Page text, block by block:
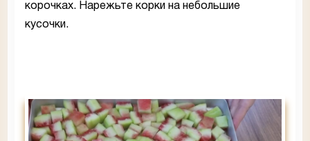
корочках. Нарежьте корки на небольшие
кусочки.